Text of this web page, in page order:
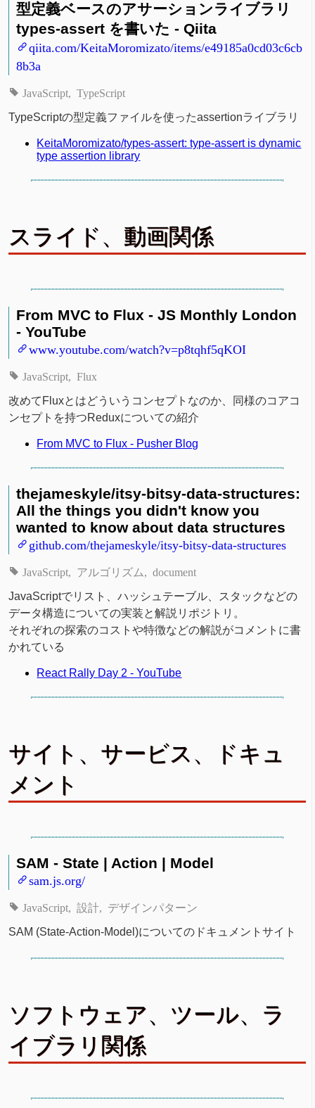
型定義ベースのアサーションライブラリ
types-assert を書いた - Qiita
qiita.com/KeitaMoromizato/items/e49185a0cd03c6cb
8b3a
JavaScript TypeScript
TypeScriptの型定義ファイルを使ったassertionライブラリ
KeitaMoromizato/types-assert: type-assert is dynamic
type assertion library
スライド、動画関係
From MVC to Flux - JS Monthly London
- YouTube
www.youtube.com/watch?v=p8tqhf5qKOI
JavaScript Flux
改めてFluxとはどういうコンセプトなのか、同様のコアコ
ンセプトを持つReduxについての紹介
From MVC to Flux - Pusher Blog
thejameskyle/itsy-bitsy-data-structures:
All the things you didn't know you
wanted to know about data structures
github.com/thejameskyle/itsy-bitsy-data-structures
JavaScript アルゴリズム document
JavaScriptでリスト、ハッシュテーブル、スタックなどの
データ構造についての実装と解説リポジトリ。
それぞれの探索のコストや特徴などの解説がコメントに書
かれている
React Rally Day 2 - YouTube
サイト、サービス、ドキュ
メント
SAM - State | Action | Model
sam.js.org/
JavaScript 設計 デザインパターン
SAM (State-Action-Model)についてのドキュメントサイト
ソフトウェア、ツール、ラ
イブラリ関係